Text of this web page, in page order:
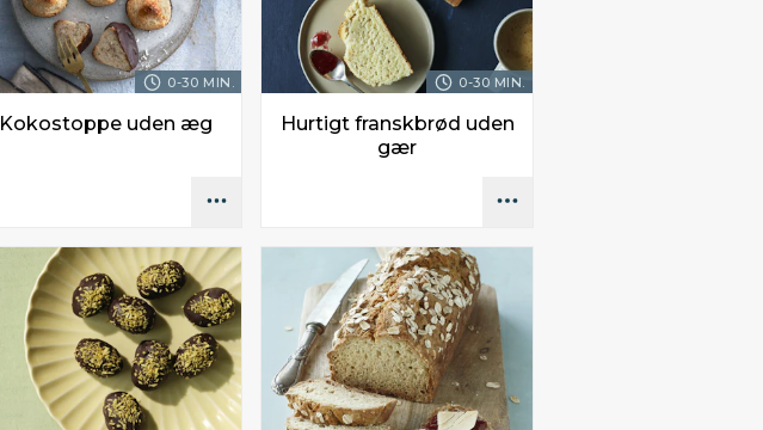
0-30 MIN.
Kokostoppe uden æg
0-30 MIN.
Hurtigt franskbrød uden
gær